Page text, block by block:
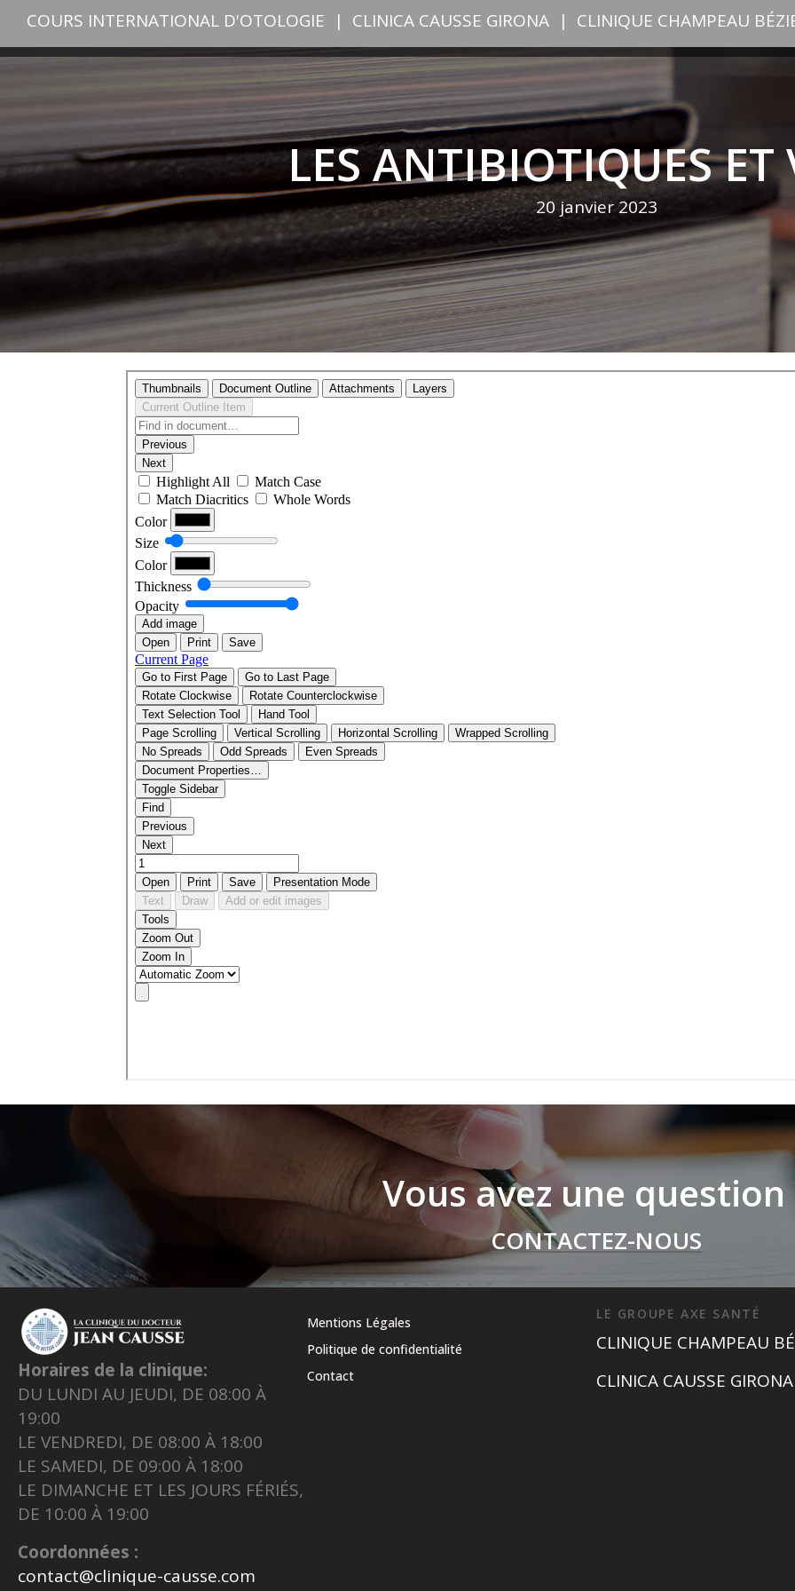
COURS INTERNATIONAL D'OTOLOGIE | CLINICA CAUSSE GIRONA | CLINIQUE CHAMPEAU
LES ANTIBIOTIQUES ET
20 janvier 2023
Vous avez une question
CONTACTEZ-NOUS
Horaires de la clinique:
DU LUNDI AU JEUDI, DE 08:00 À
19:00
LE VENDREDI, DE 08:00 À 18:00
LE SAMEDI, DE 09:00 À 18:00
LE DIMANCHE ET LES JOURS FÉRIÉS,
DE 10:00 À 19:00
Coordonnées :
contact@clinique-causse.com
Mentions Légales
Politique de confidentialité
Contact
LE GROUPE AXE SANTÉ
CLINIQUE CHAMPEAU
CLINICA CAUSSE GIRONA